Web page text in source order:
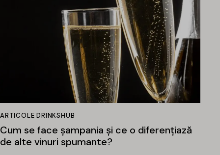
ARTICOLE DRINKSHUB
Cum se face șampania și ce o diferențiază
de alte vinuri spumante?